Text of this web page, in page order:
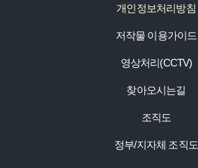
개인정보처리방침
저작물 이용가이드
영상처리(CCTV)
찾아오시는길
조직도
정부/지자체 조직도